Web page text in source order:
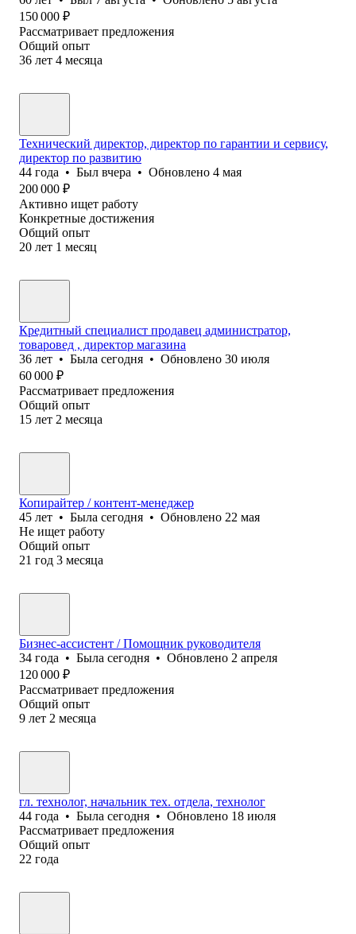
150 000 ₽
Рассматривает предложения
Общий опыт
36 лет 4 месяца
Технический директор, директор по гарантии и сервису,
директор по развитию
44 года • Был вчера • Обновлено 4 мая
200 000 ₽
Активно ищет работу
Конкретные достижения
Общий опыт
20 лет 1 месяц
Кредитный специалист продавец администратор,
товаровед , директор магазина
36 лет • Была сегодня • Обновлено 30 июля
60 000 ₽
Рассматривает предложения
Общий опыт
15 лет 2 месяца
Копирайтер / контент-менеджер
45 лет • Была сегодня • Обновлено 22 мая
Не ищет работу
Общий опыт
21 год 3 месяца
Бизнес-ассистент / Помощник руководителя
34 года • Была сегодня • Обновлено 2 апреля
120 000 ₽
Рассматривает предложения
Общий опыт
9 лет 2 месяца
гл. технолог, начальник тех. отдела, технолог
44 года • Была сегодня • Обновлено 18 июля
Рассматривает предложения
Общий опыт
22 года